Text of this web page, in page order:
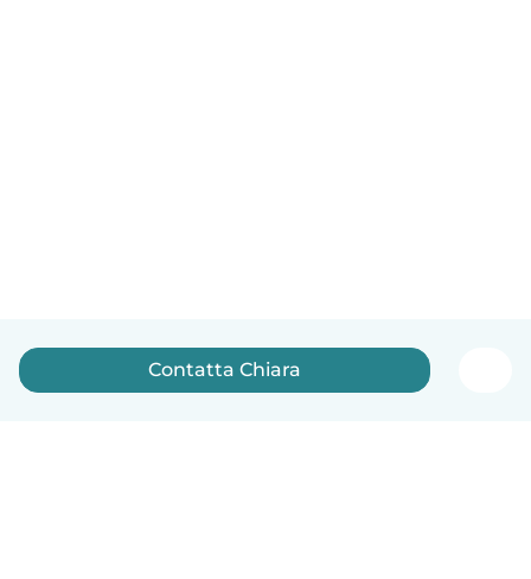
Contatta Chiara